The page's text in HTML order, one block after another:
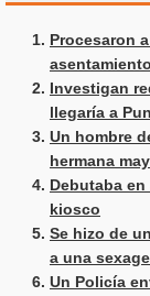
Procesaron
Investigan
llegaría a
Un hombre
hermana
Debutaba
kiosco
Se hizo de
a una
Un Policía